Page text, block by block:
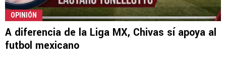
OPINIÓN
A diferencia de la Liga MX, Chivas sí apoya al
futbol mexicano